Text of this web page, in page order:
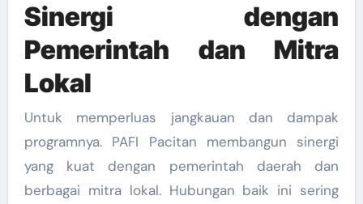
Sinergi dengan
Pemerintah dan Mitra
Lokal
Untuk memperluas jangkauan dan dampak
programnya. PAFI Pacitan membangun sinergi
yang kuat dengan pemerintah daerah dan
berbagai mitra lokal. Hubungan baik ini sering